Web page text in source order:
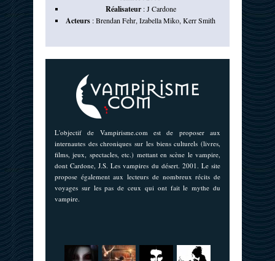
Réalisateur:J Cardone
Acteurs :Brendan Fehr,Izabella Miko,Kerr Smith
L'objectif de Vampirisme.com est de proposer aux
internautes des chroniques sur les biens culturels (livres,
films, jeux, spectacles, etc.) mettant en scène le vampire,
dont Cardone, J.S. Les vampires du désert. 2001. Le site
propose également aux lecteurs de nombreux récits de
voyages sur les pas de ceux qui ont fait le mythe du
vampire.